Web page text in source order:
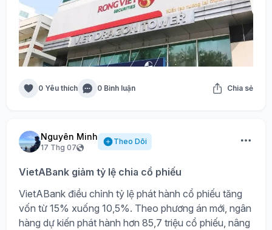
0 Yêu thích 0 Bình luận Chia sẻ
Nguyên Minh
17 Thg 07
Theo Dõi
VietABank giảm tỷ lệ chia cổ phiếu
VietABank điều chỉnh tỷ lệ phát hành cổ phiếu tăng
vốn từ 15% xuống 10,5%. Theo phương án mới, ngân
hàng dự kiến phát hành hơn 85,7 triệu cổ phiếu, nâng